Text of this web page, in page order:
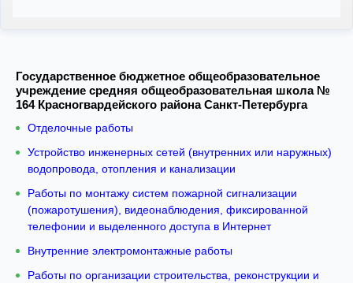
Государственное бюджетное общеобразовательное
учреждение средняя общеобразовательная школа №
164 Красногвардейского района Санкт-Петербурга
Отделочные работы
Устройство инженерных сетей (внутренних или наружных)
водопровода, отопления и канализации
Работы по монтажу систем пожарной сигнализации
(пожаротушения), видеонаблюдения, фиксированной
телефонии и выделенного доступа в Интернет
Внутренние электромонтажные работы
Работы по организации строительства, реконструкции и